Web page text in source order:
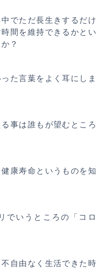
でただ長生きするだけ
間を維持できるかとい
？
た言葉をよく耳にしま
事は誰もが望むところ
康寿命というものを知
でいうところの「コロ
自由なく生活できた時